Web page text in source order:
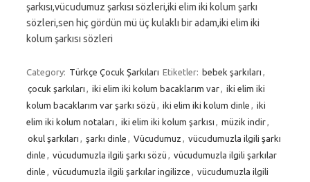
şarkısı,vücudumuz şarkısı sözleri,iki elim iki kolum şarkı
sözleri,sen hiç gördün mü üç kulaklı bir adam,iki elim iki
kolum şarkısı sözleri
Category: Türkçe Çocuk Şarkıları Etiketler: bebek şarkıları
çocuk şarkıları
iki elim iki kolum bacaklarım var
iki elim iki
kolum bacaklarım var şarkı sözü
iki elim iki kolum dinle
iki
elim iki kolum notaları
iki elim iki kolum şarkısı müzik indir
okul şarkıları
şarkı dinle Vücudumuz
vücudumuzla ilgili şarkı
dinle
vücudumuzla ilgili şarkı sözü
vücudumuzla ilgili şarkılar
dinle
vücudumuzla ilgili şarkılar ingilizce
vücudumuzla ilgili